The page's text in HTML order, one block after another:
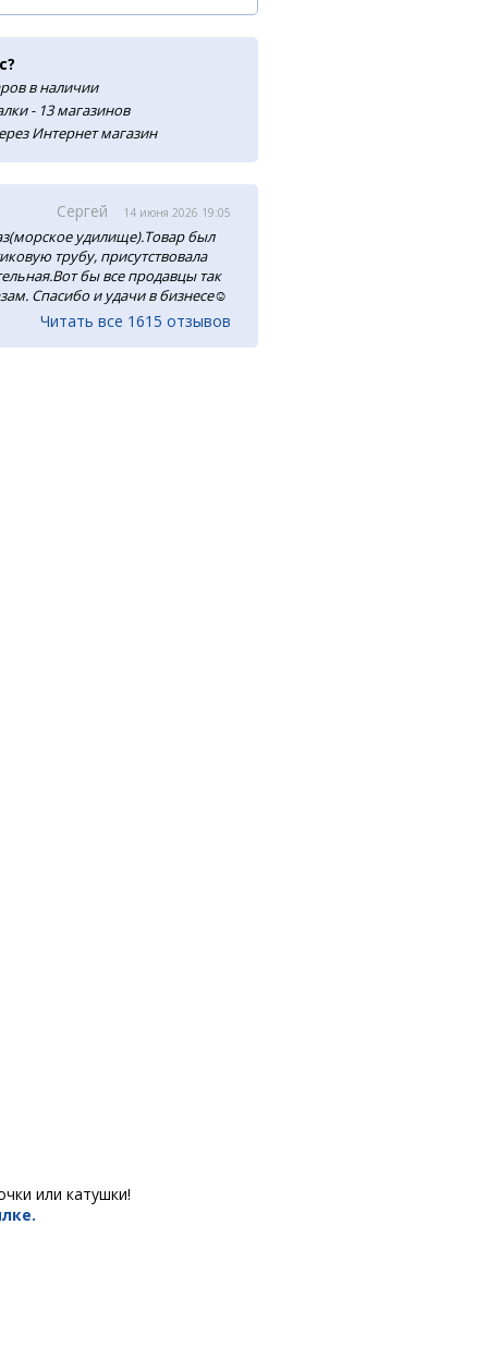
в наличии
- 13 магазинов
Интернет магазин
Сергей 14 июня 2026 19:05
удилище).Товар был
трубу, присутствовала
бы все продавцы так
Спасибо и удачи в бизнесе☺️
Читать все 1615 отзывов
или катушки!